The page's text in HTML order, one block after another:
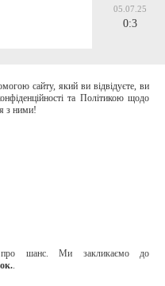
05.07.25
0:3
сайту, який ви відвідуєте, ви
та Політикою щодо
з ними!
про шанс. Ми закликаємо до